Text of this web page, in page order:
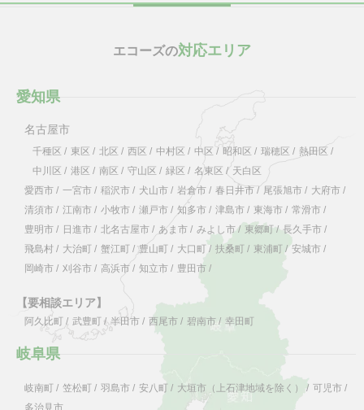
エコーズの対応エリア
愛知県
名古屋市
千種区 / 東区 / 北区 / 西区 / 中村区 / 中区 / 昭和区 / 瑞穂区 / 熱田区 /
中川区 / 港区 / 南区 / 守山区 / 緑区 / 名東区 / 天白区
愛西市 / 一宮市 / 稲沢市 / 犬山市 / 岩倉市 / 春日井市 / 尾張旭市 / 大府市 /
清須市 / 江南市 / 小牧市 / 瀬戸市 / 知多市 / 津島市 / 東海市 / 常滑市 /
豊明市 / 日進市 / 北名古屋市 / あま市 / みよし市/ 東郷町 / 長久手市 /
飛島村 / 大治町 / 蟹江町 / 豊山町 / 大口町 / 扶桑町 / 東浦町 / 安城市 /
岡崎市 / 刈谷市 / 高浜市 / 知立市 / 豊田市 /
【要相談エリア】
阿久比町 / 武豊町 / 半田市 / 西尾市 / 碧南市 / 幸田町
岐阜県
岐南町 / 笠松町 / 羽島市 / 安八町 / 大垣市（上石津地域を除く） / 可児市 /
多治見市